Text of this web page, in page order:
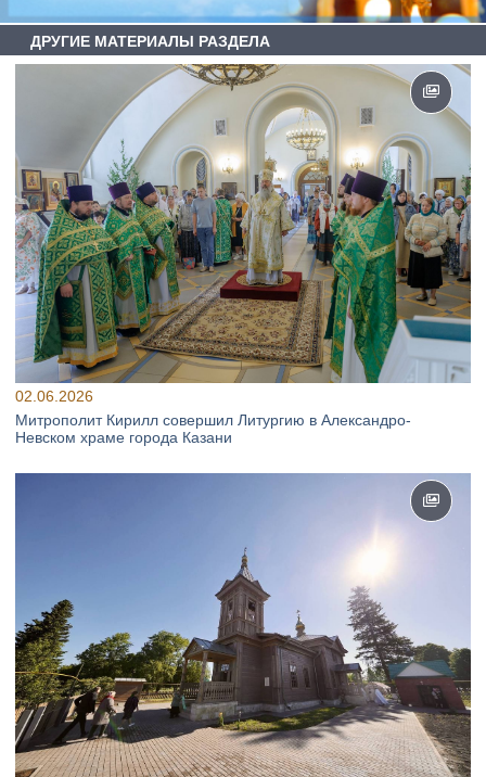
ДРУГИЕ МАТЕРИАЛЫ РАЗДЕЛА
02.06.2026
Митрополит Кирилл совершил Литургию в Александро-
Невском храме города Казани